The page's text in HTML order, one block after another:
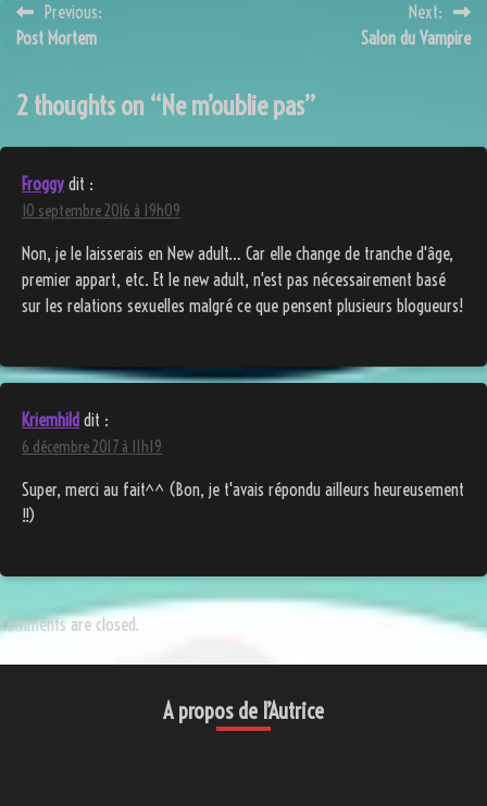
Navigation
l’article
Previous:
Post Mortem
Next:
Salon du Vampire
2 thoughts on “Ne m’oublie pas”
Froggy dit :
10 septembre 2016 à 19h09
Non, je le laisserais en New adult… Car elle change de tranche d'âge,
premier appart, etc. Et le new adult, n'est pas nécessairement basé
sur les relations sexuelles malgré ce que pensent plusieurs blogueurs!
Kriemhild dit :
6 décembre 2017 à 11h19
Super, merci au fait^^ (Bon, je t'avais répondu ailleurs heureusement
!!)
Comments are closed.
A propos de l’Autrice